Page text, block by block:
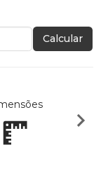
Calcular